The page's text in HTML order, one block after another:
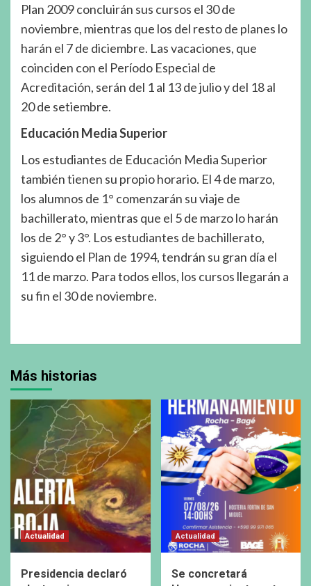
Plan 2009 concluirán sus cursos el 30 de
noviembre, mientras que los del resto de planes lo
harán el 7 de diciembre. Las vacaciones, que
coinciden con el Período Especial de
Acreditación, serán del 1 al 13 de julio y del 18 al
20 de setiembre.
Educación Media Superior
Los estudiantes de Educación Media Superior
también tienen su propio horario. El 4 de marzo,
los alumnos de 1° comenzarán su viaje de
bachillerato, mientras que el 5 de marzo lo harán
los de 2° y 3°. Los estudiantes de bachillerato,
siguiendo el Plan de 1994, tendrán su gran día el
11 de marzo. Para todos ellos, los cursos llegarán a
su fin el 30 de noviembre.
Más historias
Actualidad
Presidencia declaró
Actualidad
Se concretará